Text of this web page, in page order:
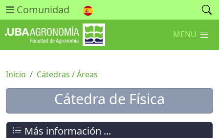
Comunidad
MENU
Inicio Cátedras / Áreas
Cátedra de Física
Más información ...